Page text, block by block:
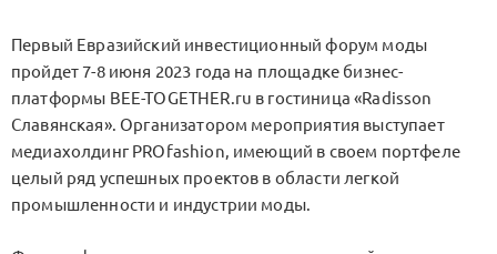
Первый Евразийский инвестиционный форум моды
пройдет 7-8 июня 2023 года на площадке бизнес-
платформы BEE-TOGETHER.ru в гостиница «Radisson
Славянская». Организатором мероприятия выступает
медиахолдинг PROfashion, имеющий в своем портфеле
целый ряд успешных проектов в области легкой
промышленности и индустрии моды.